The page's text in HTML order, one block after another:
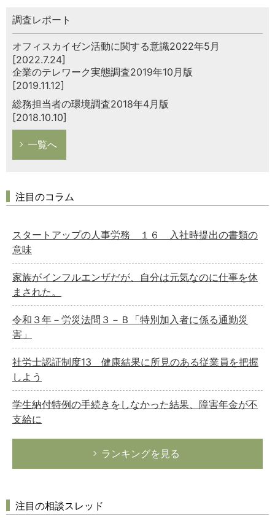
調査レポート
オフィスカイゼン活動に関する意識2022年5月
[2022.7.24]
企業のテレワーク実態調査2019年10月版
[2019.11.12]
総務担当者の環境調査2018年4月版
[2018.10.10]
一覧へ
注目のコラム
スタートアップの人事労務 １６ 入社時提出の書類の
意味
家族がインフルエンザだが、自分は元気なのに仕事を休
まされた。
令和３年－労災法問３－Ｂ「特別加入者に係る通勤災
害」
社労士認証制度13 健康結果に所見のある従業員を把握
しよう
学生納付特例の手続きをしなかった結果、障害年金が不
支給に
ランキングを見る
注目の相談スレッド